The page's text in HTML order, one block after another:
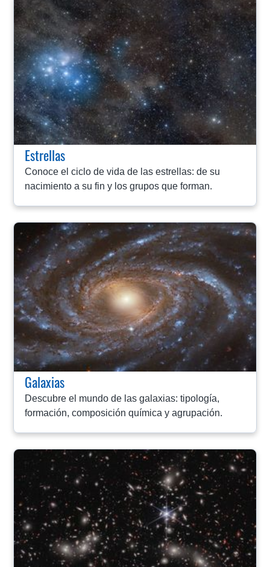
Estrellas
Conoce el ciclo de vida de las estrellas: de su
nacimiento a su fin y los grupos que forman.
Galaxias
Descubre el mundo de las galaxias: tipología,
formación, composición química y agrupación.